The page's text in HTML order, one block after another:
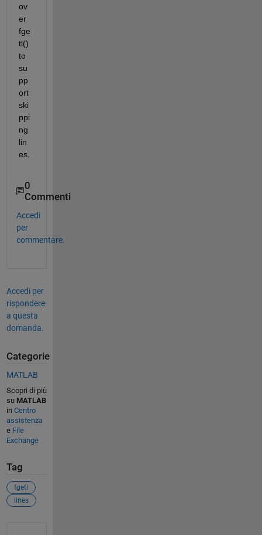
ov
er
fge
tl()
to
su
pp
ort
ski
ppi
ng
lin
es.
0
Commenti
Accedi
per
commentare.
Accedi per
rispondere
a questa
domanda.
Categorie
MATLAB
Scopri di più
su MATLAB
in Centro
assistenza
e File
Exchange
Tag
fgetl
lines